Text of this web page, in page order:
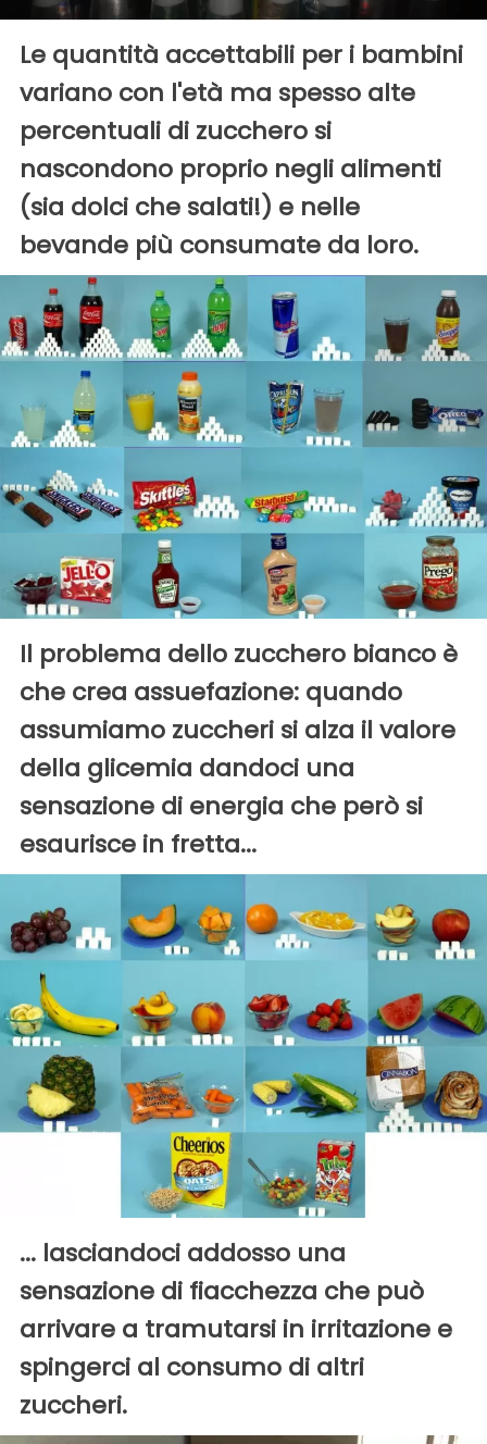
Le quantità accettabili per i bambini
variano con l'età ma spesso alte
percentuali di zucchero si
nascondono proprio negli alimenti
(sia dolci che salati!) e nelle
bevande più consumate da loro.
Il problema dello zucchero bianco è
che crea assuefazione: quando
assumiamo zuccheri si alza il valore
della glicemia dandoci una
sensazione di energia che però si
esaurisce in fretta...
... lasciandoci addosso una
sensazione di fiacchezza che può
arrivare a tramutarsi in irritazione e
spingerci al consumo di altri
zuccheri.